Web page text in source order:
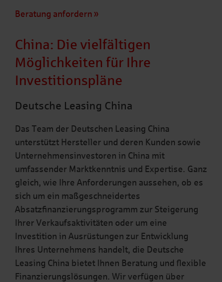
Beratung anfordern
China: Die vielfältigen
Möglichkeiten für Ihre
Investitionspläne
Deutsche Leasing China
Das Team der Deutschen Leasing China
unterstützt Hersteller und deren Kunden sowie
Unternehmensinvestoren in China mit
umfassender Marktkenntnis und Expertise. Ganz
gleich, wie Ihre Anforderungen aussehen, ob es
sich um ein maßgeschneidertes
Absatzfinanzierungsprogramm zur Steigerung
Ihrer Verkaufsaktivitäten oder um eine
Investition in Ausrüstungen zur Entwicklung
Ihres Unternehmens handelt, die Deutsche
Leasing China bietet Ihnen Beratung und flexible
Finanzierungslösungen. Wir verfügen über